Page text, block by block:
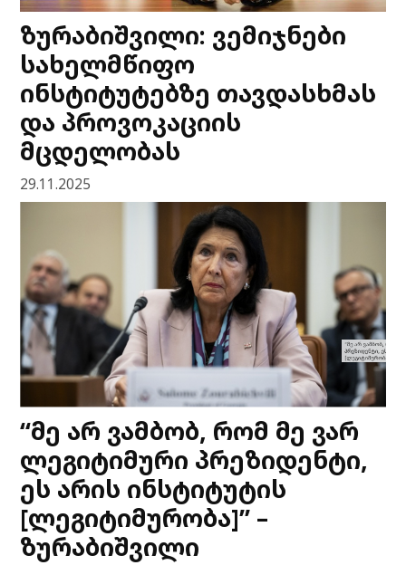
ზურაბიშვილი: ვემიჯნები
სახელმწიფო
ინსტიტუტებზე თავდასხმას
და პროვოკაციის
მცდელობას
29.11.2025
“მე არ ვამბობ, რომ მე ვარ
ლეგიტიმური პრეზიდენტი,
ეს არის ინსტიტუტის
[ლეგიტიმურობა]” –
ზურაბიშვილი